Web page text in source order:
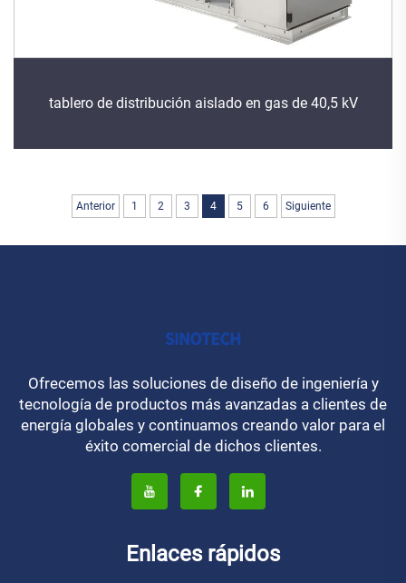
tablero de distribución aislado en gas de 40,5 kV
Anterior 1 2 3 4 5 6 Siguiente
Ofrecemos las soluciones de diseño de ingeniería y
tecnología de productos más avanzadas a clientes de
energía globales y continuamos creando valor para el
éxito comercial de dichos clientes.
Enlaces rápidos